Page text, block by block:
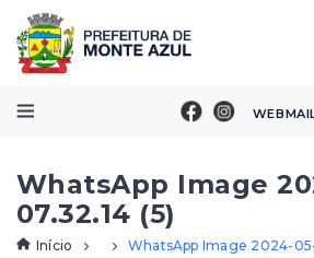
WhatsApp Image
07.32.14 (5)
Início
WhatsApp Image 2024-05-